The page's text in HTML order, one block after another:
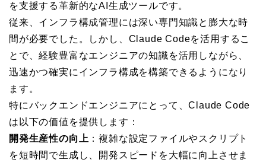
を支援する革新的なAI生成ツールです。
従来、インフラ構成管理には深い専門知識と膨大な時
間が必要でした。しかし、Claude Codeを活用するこ
とで、経験豊富なエンジニアの知識を活用しながら、
迅速かつ確実にインフラ構成を構築できるようになり
ます。
特にバックエンドエンジニアにとって、Claude Code
は以下の価値を提供します：
開発生産性の向上 ：複雑な設定ファイルやスクリプト
を短時間で生成し、開発スピードを大幅に向上させま